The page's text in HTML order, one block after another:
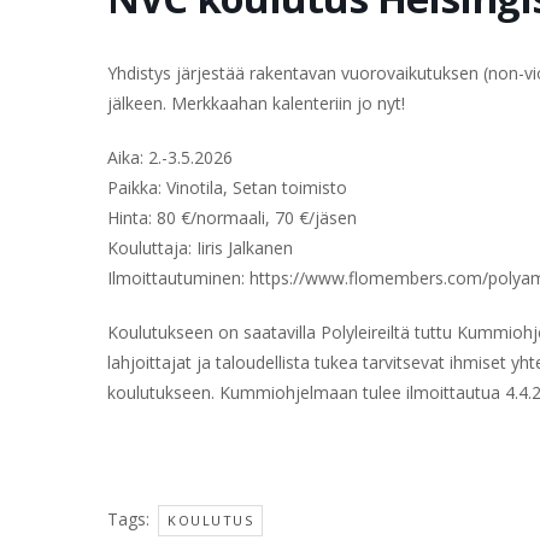
Yhdistys järjestää rakentavan vuorovaikutuksen (non-
jälkeen. Merkkaahan kalenteriin jo nyt!
Aika: 2.-3.5.2026
Paikka: Vinotila, Setan toimisto
Hinta: 80 €/normaali, 70 €/jäsen
Kouluttaja: Iiris Jalkanen
Ilmoittautuminen: https://www.flomembers.com/
Koulutukseen on saatavilla Polyleireiltä tuttu
lahjoittajat ja taloudellista tukea tarvitsevat ihmiset
koulutukseen. Kummiohjelmaan tulee ilmoittautua
Tags: KOULUTUS